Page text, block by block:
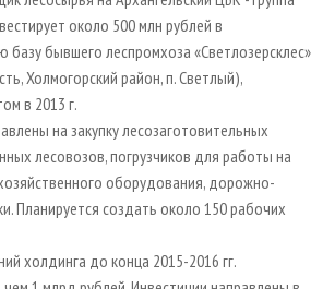
около 500 млн рублей в
базу бывшего леспромхоза «Светлозерсклес»
Холмогорский район, п. Светлый),
в 2013 г.
на закупку лесозаготовительных
лесовозов, погрузчиков для работы на
оборудования, дорожно-
Планируется создать около 150 рабочих
холдинга до конца 2015-2016 гг.